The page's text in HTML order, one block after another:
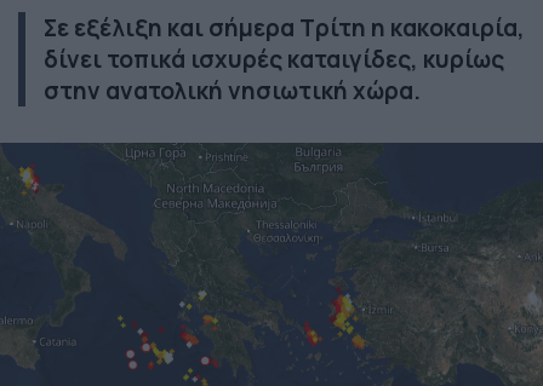
Σε εξέλιξη και σήμερα Τρίτη η κακοκαιρία,
δίνει τοπικά ισχυρές καταιγίδες, κυρίως
στην ανατολική νησιωτική χώρα.